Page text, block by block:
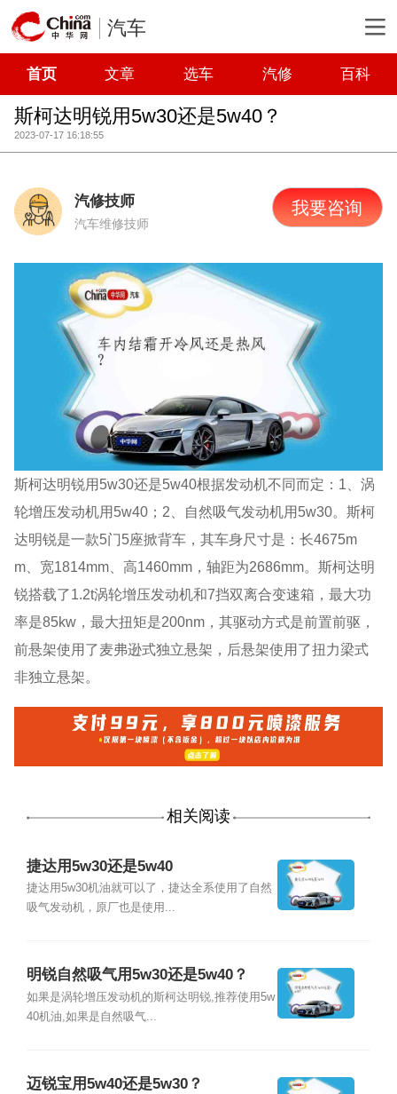
汽车
首页 文章 选车 汽修 百科
斯柯达明锐用5w30还是5w40？
2023-07-17 16:18:55
汽修技师
汽车维修技师
我要咨询
斯柯达明锐用5w30还是5w40根据发动机不同而定：1、涡
轮增压发动机用5w40；2、自然吸气发动机用5w30。斯柯
达明锐是一款5门5座掀背车，其车身尺寸是：长4675m
m、宽1814mm、高1460mm，轴距为2686mm。斯柯达明
锐搭载了1.2t涡轮增压发动机和7挡双离合变速箱，最大功
率是85kw，最大扭矩是200nm，其驱动方式是前置前驱，
前悬架使用了麦弗逊式独立悬架，后悬架使用了扭力梁式
非独立悬架。
相关阅读
捷达用5w30还是5w40
捷达用5w30机油就可以了，捷达全系使用了自然
吸气发动机，原厂也是使用...
明锐自然吸气用5w30还是5w40？
如果是涡轮增压发动机的斯柯达明锐,推荐使用5w
40机油,如果是自然吸气...
迈锐宝用5w40还是5w30？